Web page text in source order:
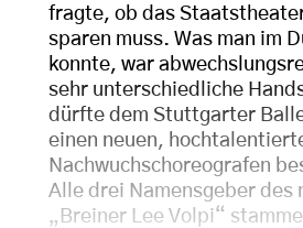
fragte, ob das
sparen muss. Was man im
konnte, war
sehr unterschiedliche
dürfte dem Stuttgarter
einen neuen,
Nachwuchschoreografen
Alle drei Namensgeber des
„Breiner Lee Volpi“